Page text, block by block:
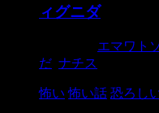
ィグニダ
エマワト
だ ナチス
怖い 怖い話 恐ろし